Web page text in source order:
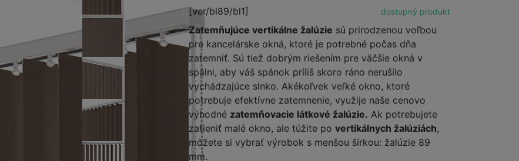
[ver/bl89/bl1] dostupný produkt
Zatemňujúce vertikálne žalúzie sú prirodzenou voľbou
pre kancelárske okná, ktoré je potrebné počas dňa
zatemniť. Sú tiež dobrým riešením pre väčšie okná v
spálni, aby váš spánok príliš skoro ráno nerušilo
vychádzajúce slnko. Akékoľvek veľké okno, ktoré
potrebuje efektívne zatemnenie, využije naše cenovo
výhodné zatemňovacie látkové žalúzie. Ak potrebujete
zatieniť malé okno, ale túžite po vertikálnych žalúziách,
môžete si vybrať výrobok s menšou šírkou: žalúzie 89
mm.